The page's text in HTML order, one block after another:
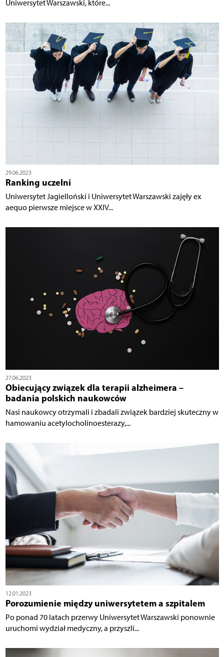
Uniwersytet Warszawski, które...
29.06.2023
Ranking uczelni
Uniwersytet Jagielloński i Uniwersytet Warszawski zajęły ex
aequo pierwsze miejsce w XXIV...
27.06.2023
Obiecujący związek dla terapii alzheimera –
badania polskich naukowców
Nasi naukowcy otrzymali i zbadali związek bardziej skuteczny w
hamowaniu acetylocholinoesterazy,...
12.01.2023
Porozumienie między uniwersytetem a szpitalem
Po ponad 70 latach przerwy Uniwersytet Warszawski ponownie
uruchomi wydział medyczny, a przyszli...